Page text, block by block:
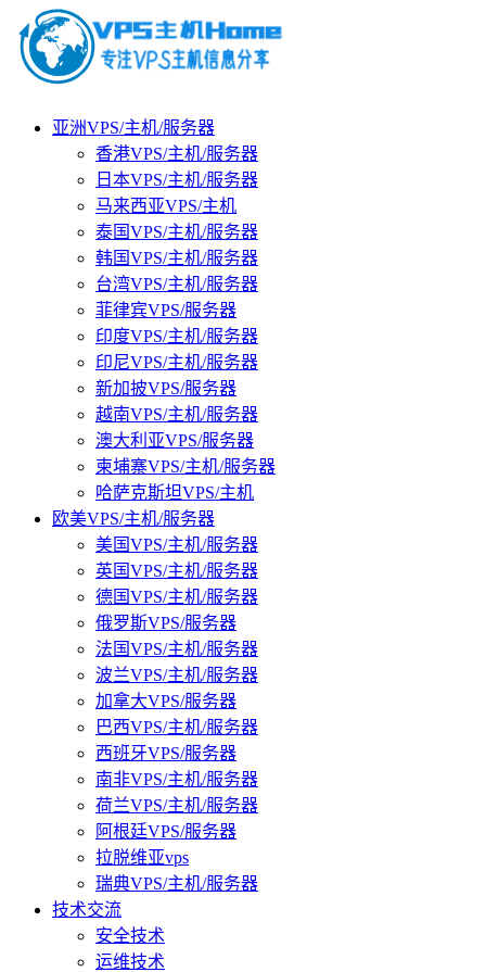
亚洲VPS/主机/服务器
香港VPS/主机/服务器
日本VPS/主机/服务器
马来西亚VPS/主机
泰国VPS/主机/服务器
韩国VPS/主机/服务器
台湾VPS/主机/服务器
菲律宾VPS/服务器
印度VPS/主机/服务器
印尼VPS/主机/服务器
新加披VPS/服务器
越南VPS/主机/服务器
澳大利亚VPS/服务器
柬埔寨VPS/主机/服务器
哈萨克斯坦VPS/主机
欧美VPS/主机/服务器
美国VPS/主机/服务器
英国VPS/主机/服务器
德国VPS/主机/服务器
俄罗斯VPS/服务器
法国VPS/主机/服务器
波兰VPS/主机/服务器
加拿大VPS/服务器
巴西VPS/主机/服务器
西班牙VPS/服务器
南非VPS/主机/服务器
荷兰VPS/主机/服务器
阿根廷VPS/服务器
拉脱维亚vps
瑞典VPS/主机/服务器
技术交流
安全技术
运维技术